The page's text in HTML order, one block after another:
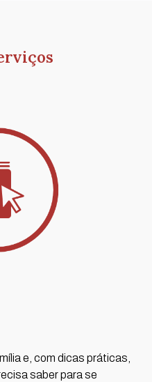
e, com dicas práticas,
saber para se